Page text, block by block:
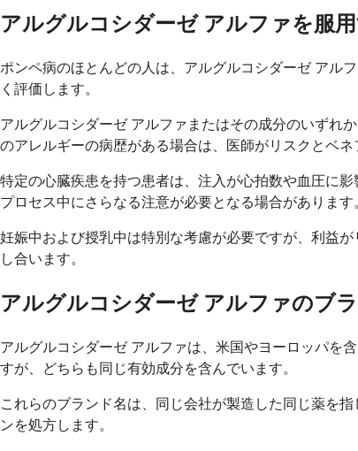
アルグルコシダーゼ アルファを服
ポンペ病のほとんどの人は、アルグルコシダーゼ アル
く評価します。
アルグルコシダーゼ アルファまたはその成分のいずれ
のアレルギーの病歴がある場合は、医師がリスクとベ
特定の心臓疾患を持つ患者は、注入が心拍数や血圧に
プロセス中にさらなる注意が必要となる場合があります
妊娠中および授乳中は特別な考慮が必要ですが、利益
し合います。
アルグルコシダーゼ アルファのブ
アルグルコシダーゼ アルファは、米国やヨーロッパを
すが、どちらも同じ有効成分を含んでいます。
これらのブランド名は、同じ会社が製造した同じ薬を
ンを処方します。